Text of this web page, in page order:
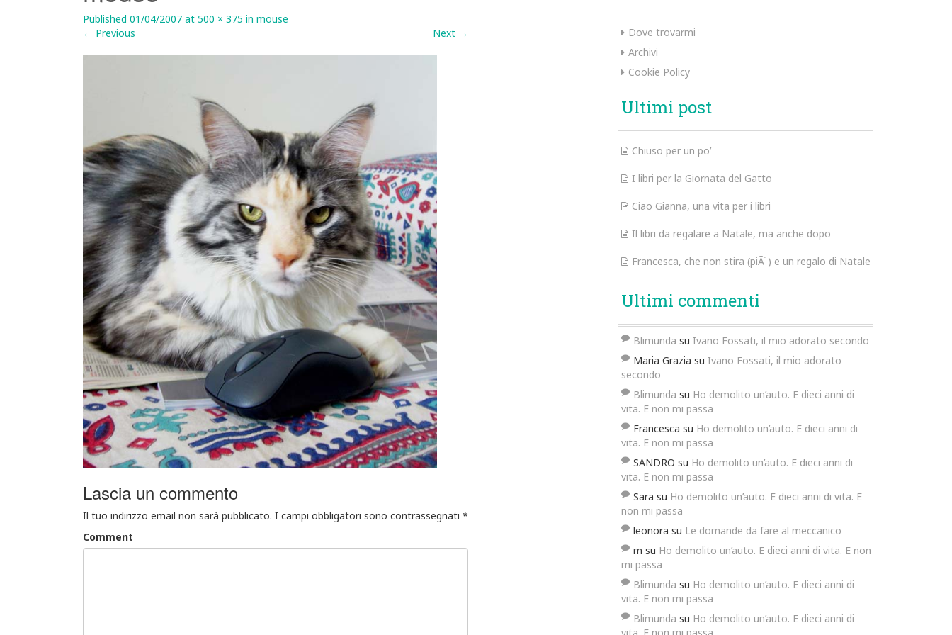
Published 01/04/2007 at 500 × 375 in mouse
← Previous Next →
Lascia un commento
Il tuo indirizzo email non sarà pubblicato. I campi obbligatori sono contrassegnati *
Comment
Dove trovarmi
Archivi
Cookie Policy
Ultimi post
Chiuso per un po’
I libri per la Giornata del Gatto
Ciao Gianna, una vita per i libri
Il libri da regalare a Natale, ma anche dopo
Francesca, che non stira (piÃ¹) e un regalo di Natale
Ultimi commenti
Blimunda su Ivano Fossati, il mio adorato secondo
Maria Grazia su Ivano Fossati, il mio adorato
secondo
Blimunda su Ho demolito un’auto. E dieci anni di
vita. E non mi passa
Francesca su Ho demolito un’auto. E dieci anni di
vita. E non mi passa
SANDRO su Ho demolito un’auto. E dieci anni di
vita. E non mi passa
Sara su Ho demolito un’auto. E dieci anni di vita. E
non mi passa
leonora su Le domande da fare al meccanico
m su Ho demolito un’auto. E dieci anni di vita. E non
mi passa
Blimunda su Ho demolito un’auto. E dieci anni di
vita. E non mi passa
Blimunda su Ho demolito un’auto. E dieci anni di